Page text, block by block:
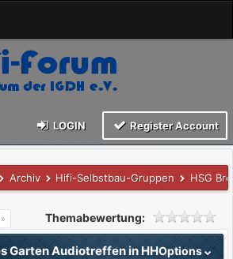
LOGIN Register Account
Archiv Hifi-Selbstbau-Gruppen HSG
Themabewertung:
Options
Garten Audiotreffen in HH